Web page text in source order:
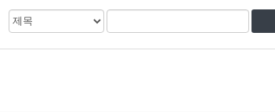
검
색
대
상
검
어